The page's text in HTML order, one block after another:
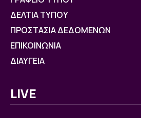
ΔΕΛΤΙΑ ΤΥΠΟΥ
ΠΡΟΣΤΑΣΙΑ ΔΕΔΟΜΕΝΩΝ
ΕΠΙΚΟΙΝΩΝΙΑ
ΔΙΑΥΓΕΙΑ
LIVE